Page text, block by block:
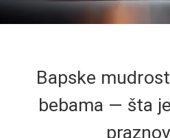
Bapske
bebama — šta